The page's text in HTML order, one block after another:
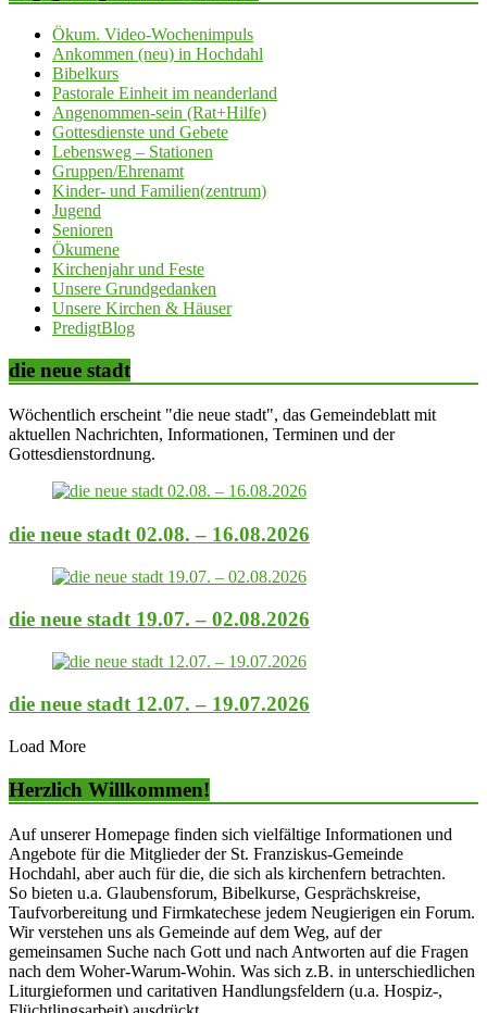
Ökum. Video-Wochenimpuls
Ankommen (neu) in Hochdahl
Bibelkurs
Pastorale Einheit im neanderland
Angenommen-sein (Rat+Hilfe)
Gottesdienste und Gebete
Lebensweg – Stationen
Gruppen/Ehrenamt
Kinder- und Familien(zentrum)
Jugend
Senioren
Ökumene
Kirchenjahr und Feste
Unsere Grundgedanken
Unsere Kirchen & Häuser
PredigtBlog
die neue stadt
Wöchentlich erscheint "die neue stadt", das Gemeindeblatt mit
aktuellen Nachrichten, Informationen, Terminen und der
Gottesdienstordnung.
die neue stadt 02.08. – 16.08.2026
die neue stadt 19.07. – 02.08.2026
die neue stadt 12.07. – 19.07.2026
Load More
Herzlich Willkommen!
Auf unserer Homepage finden sich vielfältige Informationen und
Angebote für die Mitglieder der St. Franziskus-Gemeinde
Hochdahl, aber auch für die, die sich als kirchenfern betrachten.
So bieten u.a. Glaubensforum, Bibelkurse, Gesprächskreise,
Taufvorbereitung und Firmkatechese jedem Neugierigen ein Forum.
Wir verstehen uns als Gemeinde auf dem Weg, auf der
gemeinsamen Suche nach Gott und nach Antworten auf die Fragen
nach dem Woher-Warum-Wohin. Was sich z.B. in unterschiedlichen
Liturgieformen und caritativen Handlungsfeldern (u.a. Hospiz-,